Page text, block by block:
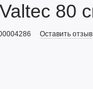
80
Оставить отзыв